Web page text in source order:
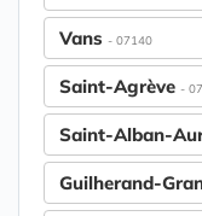
Vans - 07140
Saint-Agrève -
Saint-Alban-
Guilherand-